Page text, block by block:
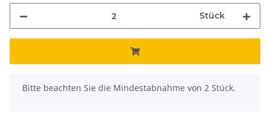
Stück
x
Bitte beachten Sie die Mindestabnahme von 2 Stück.